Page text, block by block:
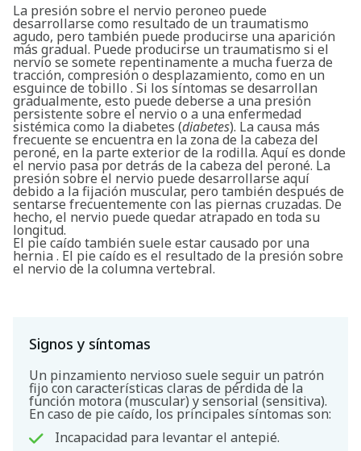
La presión sobre el nervio peroneo puede
desarrollarse como resultado de un traumatismo
agudo, pero también puede producirse una aparición
más gradual. Puede producirse un traumatismo si el
nervio se somete repentinamente a mucha fuerza de
tracción, compresión o desplazamiento, como en un
esguince de tobillo . Si los síntomas se desarrollan
gradualmente, esto puede deberse a una presión
persistente sobre el nervio o a una enfermedad
sistémica como la diabetes (diabetes). La causa más
frecuente se encuentra en la zona de la cabeza del
peroné, en la parte exterior de la rodilla. Aquí es donde
el nervio pasa por detrás de la cabeza del peroné. La
presión sobre el nervio puede desarrollarse aquí
debido a la fijación muscular, pero también después de
sentarse frecuentemente con las piernas cruzadas. De
hecho, el nervio puede quedar atrapado en toda su
longitud.
El pie caído también suele estar causado por una
hernia . El pie caído es el resultado de la presión sobre
el nervio de la columna vertebral.
Signos y síntomas
Un pinzamiento nervioso suele seguir un patrón
fijo con características claras de pérdida de la
función motora (muscular) y sensorial (sensitiva).
En caso de pie caído, los principales síntomas son:
Incapacidad para levantar el antepié.